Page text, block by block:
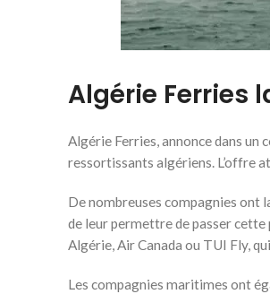
Algérie Ferries
Algérie Ferries, annonce dans un
ressortissants algériens. L’offre
De nombreuses compagnies ont
de leur permettre de passer cette
Algérie, Air Canada ou TUI Fly,
Les compagnies maritimes ont